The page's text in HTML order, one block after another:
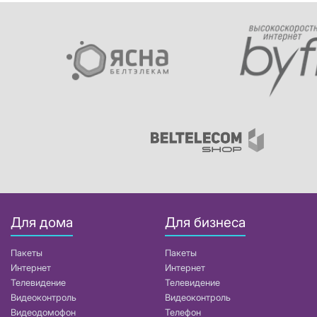
Для дома
Пакеты
Интернет
Телевидение
Видеоконтроль
Видеодомофон
Для бизнеса
Пакеты
Интернет
Телевидение
Видеоконтроль
Телефон